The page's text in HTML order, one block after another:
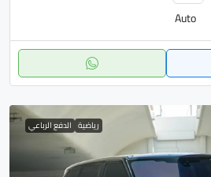
Auto
رياضية الدفع الرباعي